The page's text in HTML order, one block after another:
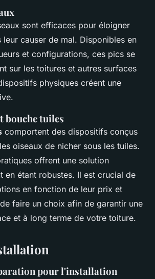
sont efficaces pour éloigner
leur causer de mal. Disponibles en
et configurations, ces pics se
sur les toitures et autres surfaces
physiques créent une
bouche tuiles
comportent des dispositifs conçus
oiseaux de nicher sous les tuiles.
offrent une solution
en étant robustes. Il est crucial de
en fonction de leur prix et
faire un choix afin de garantir une
et à long terme de votre toiture.
pour l'installation